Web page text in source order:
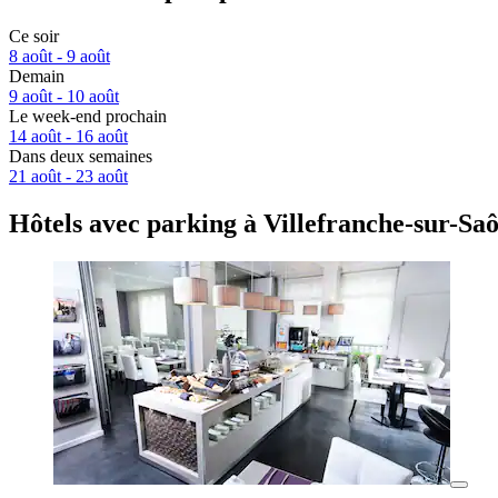
Ce soir
8 août - 9 août
Demain
9 août - 10 août
Le week-end prochain
14 août - 16 août
Dans deux semaines
21 août - 23 août
Hôtels avec parking à Villefranche-sur-